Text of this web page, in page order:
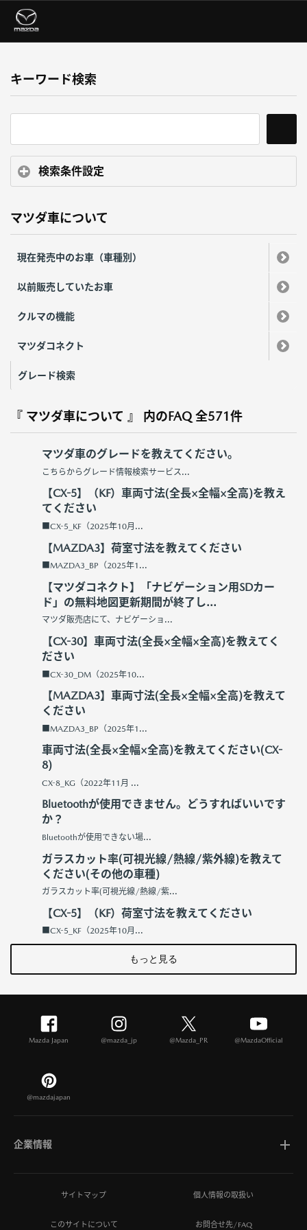
キーワード検索
検索条件設定
マツダ車について
現在発売中のお車（車種別）
以前販売していたお車
クルマの機能
マツダコネクト
グレード検索
『 マツダ車について 』 内のFAQ 全571件
マツダ車のグレードを教えてください。
こちらからグレード情報検索サービス...
【CX-5】（KF）車両寸法(全長×全幅×全高)を教え
てください
■CX-5_KF（2025年10月...
【MAZDA3】荷室寸法を教えてください
■MAZDA3_BP（2025年1...
【マツダコネクト】「ナビゲーション用SDカー
ド」の無料地図更新期間が終了し...
マツダ販売店にて、ナビゲーショ...
【CX-30】車両寸法(全長×全幅×全高)を教えてく
ださい
■CX-30_DM（2025年10...
【MAZDA3】車両寸法(全長×全幅×全高)を教えて
ください
■MAZDA3_BP（2025年1...
車両寸法(全長×全幅×全高)を教えてください(CX-
8)
CX-8_KG（2022年11月 ...
Bluetoothが使用できません。どうすればいいです
か？
Bluetoothが使用できない場...
ガラスカット率(可視光線/熱線/紫外線)を教えて
ください(その他の車種)
ガラスカット率(可視光線/熱線/紫...
【CX-5】（KF）荷室寸法を教えてください
■CX-5_KF（2025年10月...
もっと見る
Mazda Japan @mazda_jp @Mazda_PR @MazdaOfficial
@mazdajapan
企業情報
マツダについて
ひとを想う価値創造
サイトマップ 個人情報の取扱い
このサイトについて お問合せ先/FAQ